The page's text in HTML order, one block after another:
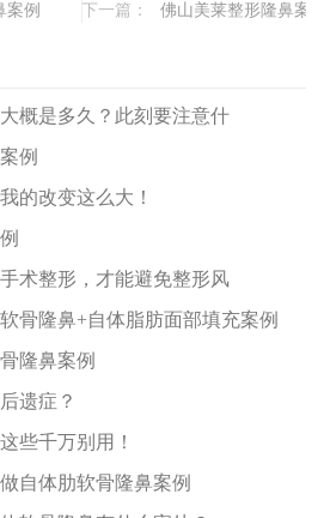
案例 下一篇： 佛山美莱整形隆鼻案
概是多久？此刻要注意什
例
的改变这么大！
术整形，才能避免整形风
骨隆鼻+自体脂肪面部填充案例
隆鼻案例
遗症？
些千万别用！
自体肋软骨隆鼻案例